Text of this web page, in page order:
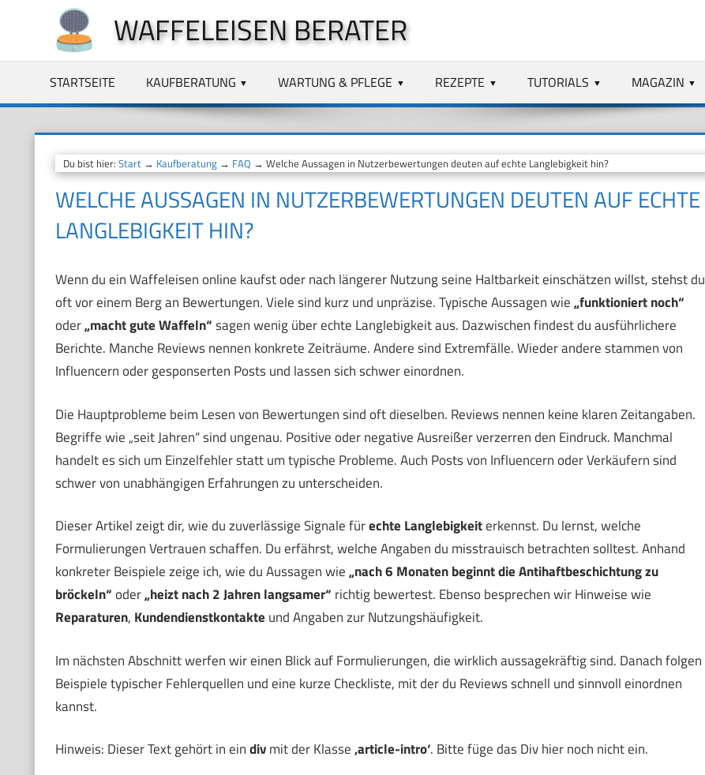
springen
WAFFELEISEN BERATER
STARTSEITE KAUFBERATUNG WARTUNG & PFLEGE REZEPTE TUTORIALS MAGAZIN
Du bist hier: Start→ Kaufberatung→ FAQ → Welche Aussagen in Nutzerbewertungen deuten auf echte Langlebigkeit hin?
WELCHE AUSSAGEN IN NUTZERBEWERTUNGEN DEUTEN AUF ECHTE
LANGLEBIGKEIT HIN?
Wenn du ein Waffeleisen online kaufst oder nach längerer Nutzung seine Haltbarkeit einschätzen willst, stehst du
oft vor einem Berg an Bewertungen. Viele sind kurz und unpräzise. Typische Aussagen wie„funktioniert noch“
oder„macht gute Waffeln“sagen wenig über echte Langlebigkeit aus. Dazwischen findest du ausführlichere
Berichte. Manche Reviews nennen konkrete Zeiträume. Andere sind Extremfälle. Wieder andere stammen von
Influencern oder gesponserten Posts und lassen sich schwer einordnen.
Die Hauptprobleme beim Lesen von Bewertungen sind oft dieselben. Reviews nennen keine klaren Zeitangaben.
Begriffe wie „seit Jahren“ sind ungenau. Positive oder negative Ausreißer verzerren den Eindruck. Manchmal
handelt es sich um Einzelfehler statt um typische Probleme. Auch Posts von Influencern oder Verkäufern sind
schwer von unabhängigen Erfahrungen zu unterscheiden.
Dieser Artikel zeigt dir, wie du zuverlässige Signale fürechte Langlebigkeiterkennst. Du lernst, welche
Formulierungen Vertrauen schaffen. Du erfährst, welche Angaben du misstrauisch betrachten solltest. Anhand
konkreter Beispiele zeige ich, wie du Aussagen wie„nach 6 Monaten beginnt die Antihaftbeschichtung zu
bröckeln“oder„heizt nach 2 Jahren langsamer“ richtig bewertest. Ebenso besprechen wir Hinweise wie
Reparaturen, Kundendienstkontakte und Angaben zur Nutzungshäufigkeit.
Im nächsten Abschnitt werfen wir einen Blick auf Formulierungen, die wirklich aussagekräftig sind. Danach folgen
Beispiele typischer Fehlerquellen und eine kurze Checkliste, mit der du Reviews schnell und sinnvoll einordnen
kannst.
Hinweis: Dieser Text gehört in eindivmit der Klasse‚article-intro‘. Bitte füge das Div hier noch nicht ein.